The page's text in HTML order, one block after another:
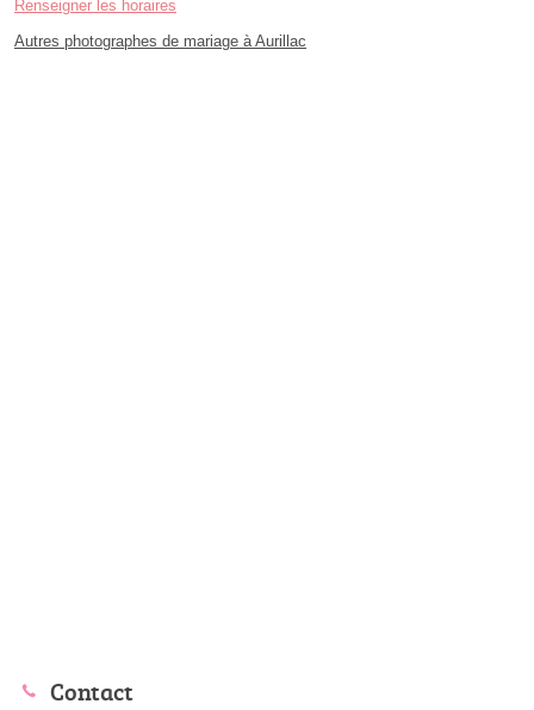
Renseigner les horaires
Autres photographes de mariage à Aurillac
Contact